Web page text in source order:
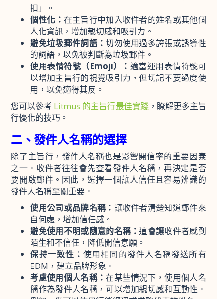
扣」。
個性化： 在主旨行中加入收件者的姓名或其他個
人化資訊，增加親切感和吸引力。
避免垃圾郵件詞語：切勿使用過多誇張或誘導性
的詞語，以免被判斷為垃圾郵件。
使用表情符號（Emoji）： 適當運用表情符號可
以增加主旨行的視覺吸引力，但切記不要過度使
用，以免適得其反。
您可以參考 Litmus 的主旨行最佳實踐，瞭解更多主旨
行優化的技巧。
二、發件人名稱的選擇
除了主旨行，發件人名稱也是影響開信率的重要因素
之一。收件者往往會先查看發件人名稱，再決定是否
要開啟郵件。因此，選擇一個讓人信任且容易辨識的
發件人名稱至關重要。
使用公司或品牌名稱： 讓收件者清楚知道郵件來
自何處，增加信任感。
避免使用不明或隨意的名稱：這會讓收件者感到
陌生和不信任，降低開信意願。
保持一致性： 使用相同的發件人名稱發送所有
EDM，建立品牌形象。
考慮使用個人名稱：在某些情況下，使用個人名
稱作為發件人名稱，可以增加親切感和互動性。